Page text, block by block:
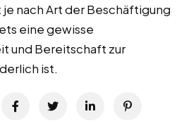
nach Art der Beschäftigung
eine gewisse
und Bereitschaft zur
ist.